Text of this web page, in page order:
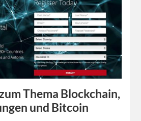
Thema Blockchain,
und Bitcoin